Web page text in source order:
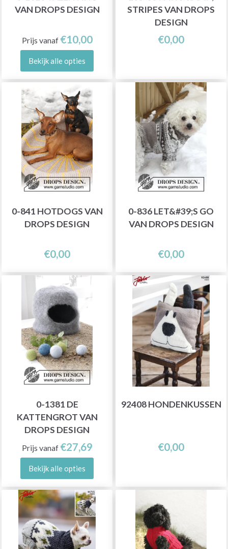
VAN DROPS DESIGN
Prijs vanaf €10,00
Bekijk alle opties
STRIPES VAN DROPS
DESIGN
€0,00
0-841 HOTDOGS VAN
DROPS DESIGN
€0,00
0-836 LET&#39;S GO
VAN DROPS DESIGN
€0,00
0-1381 DE
KATTENGROT VAN
DROPS DESIGN
Prijs vanaf €27,69
Bekijk alle opties
92408 HONDENKUSSEN
€0,00